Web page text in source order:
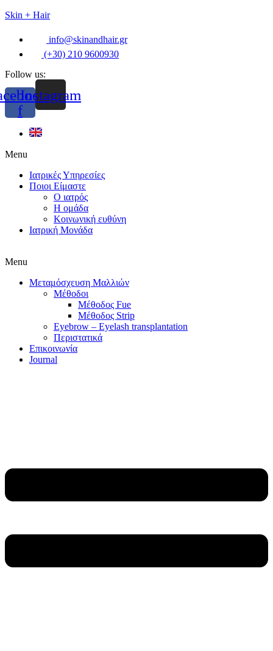
Skin + Hair
info@skinandhair.gr
(+30) 210 9600930
Follow us:
f
Instagram
Menu
Ιατρικές Υπηρεσίες
Ποιοι Είμαστε
Ο ιατρός
Η ομάδα
Κοινωνική ευθύνη
Ιατρική Μονάδα
Menu
Μεταμόσχευση Μαλλιών
Μέθοδοι
Μέθοδος Fue
Μέθοδος Strip
Eyebrow – Eyelash transplantation
Περιστατικά
Επικοινωνία
Journal